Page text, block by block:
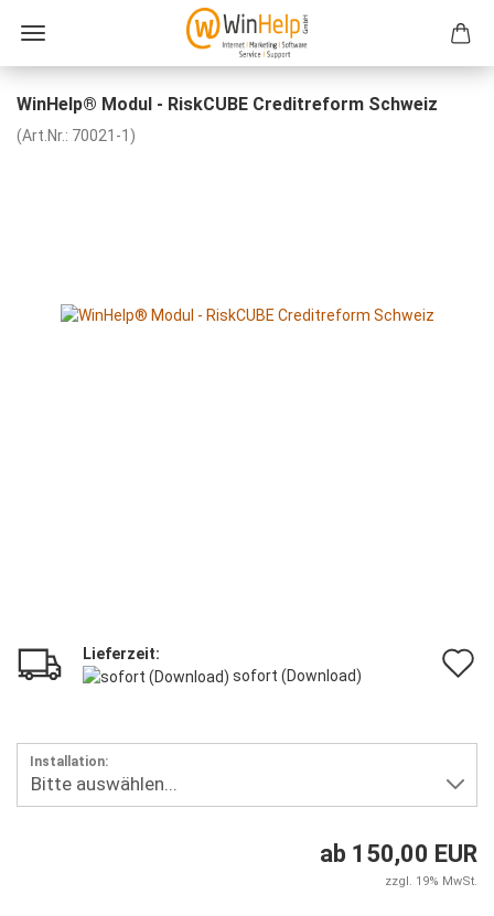
WinHelp® Modul - RiskCUBE Creditreform Schweiz
(Art.Nr.: 70021-1 )
Lieferzeit:
sofort (Download)
Installation:
ab 150,00 EUR
zzgl. 19% MwSt.